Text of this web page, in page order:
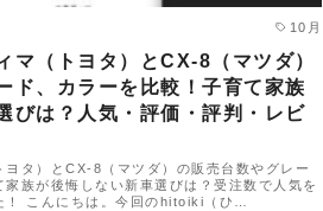
10月
マ（トヨタ）とCX-8（マツダ）
ド、カラーを比較！子育て家族
びは？人気・評価・評判・レビ
ヨタ）とCX-8（マツダ）の販売台数やグレー
家族が後悔しない新車選びは？受注数で人気を
！ こんにちは。今回のhitoiki（ひ…